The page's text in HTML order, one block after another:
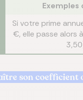
Exemples
Si votre prime
€, elle passe alors à
son coefficient